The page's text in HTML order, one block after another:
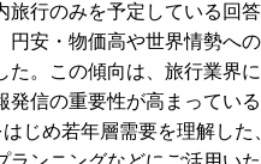
行のみを予定している回
円安・物価高や世界情勢へ
た。この傾向は、旅行業界
発信の重要性が高まってい
じめ若年層需要を理解し